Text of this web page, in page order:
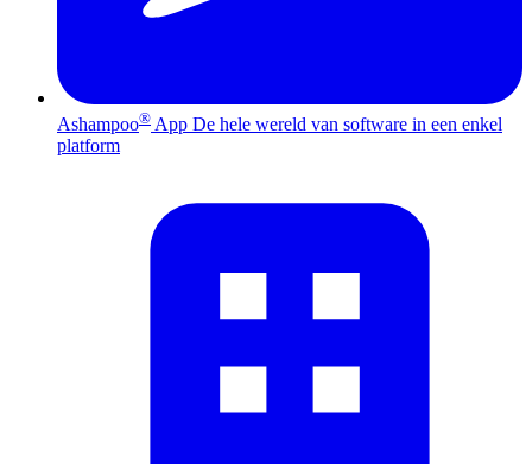
Ashampoo® App De hele wereld van software in een enkel
platform